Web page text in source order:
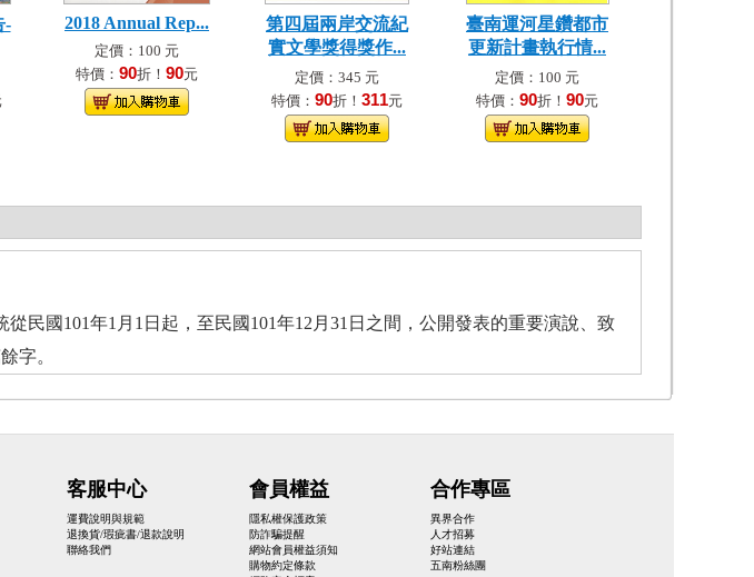
-
2018 Annual Rep...
定價：100 元
特價： 90折！ 90元
第四屆兩岸交流紀
實文學獎得獎作...
定價：345 元
特價： 90折！ 311元
臺南運河星鑽都市
更新計畫執行情...
定價：100 元
特價： 90折！ 90元
從民國101年1月1日起，至民國101年12月31日之間，公開發表的重要演說、致
字。
客服中心
運費說明與規範
退換貨/瑕疵書/退款說明
聯絡我們
會員權益
隱私權保護政策
防詐騙提醒
網站會員權益須知
購物約定條款
合作專區
異界合作
人才招募
好站連結
五南粉絲團